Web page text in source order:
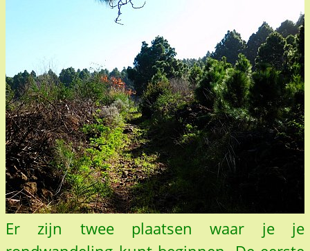
Er zijn twee plaatsen waar je je